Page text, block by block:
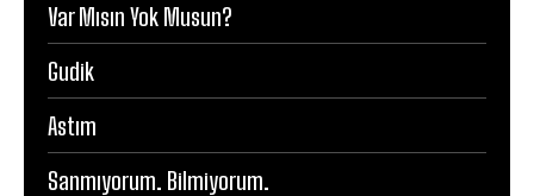
Var Mısın Yok Musun?
Gudik
Astım
Sanmıyorum. Bilmiyorum.